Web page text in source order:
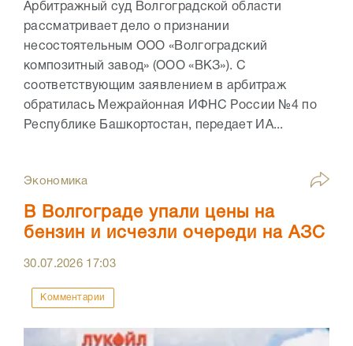
Арбитражный суд Волгоградской области
рассматривает дело о признании
несостоятельным ООО «Волгоградский
композитный завод» (ООО «ВКЗ»). С
соответствующим заявлением в арбитраж
обратилась Межрайонная ИФНС России №4 по
Республике Башкортостан, передает ИА...
Экономика
В Волгограде упали цены на
бензин и исчезли очереди на АЗС
30.07.2026 17:03
Комментарии